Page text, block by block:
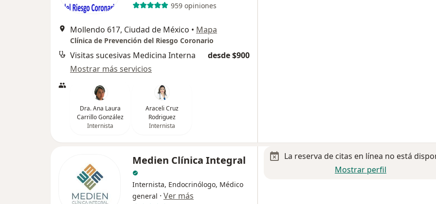
959 opiniones
Mollendo 617, Ciudad de México • Mapa
Clínica de Prevención del Riesgo Coronario
Visitas sucesivas Medicina Interna
desde $900
Mostrar más servicios
Dra. Ana Laura
Carrillo González
Internista
Araceli Cruz
Rodriguez
Internista
Medien Clínica Integral
Internista, Endocrinólogo, Médico
general · Ver más
La reserva de citas en línea no está
Mostrar perfil